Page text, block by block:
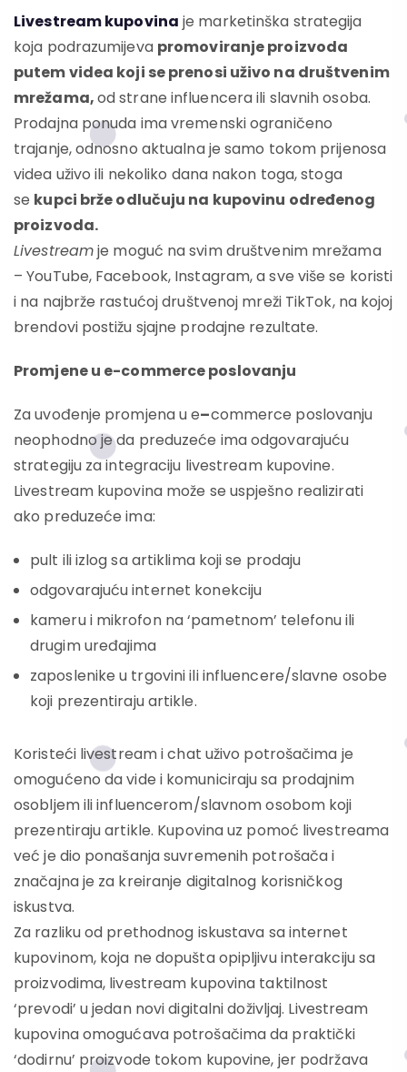
Livestream kupovina je marketinška strategija
koja podrazumijeva promoviranje proizvoda
putem videa koji se prenosi uživo na društvenim
mrežama,od strane influencera ili slavnih osoba.
Prodajna ponuda ima vremenski ograničeno
trajanje, odnosno aktualna je samo tokom prijenosa
videa uživo ili nekoliko dana nakon toga, stoga
se kupci brže odlučuju na kupovinu određenog
proizvoda.
Livestreamje moguć na svim društvenim mrežama
– YouTube, Facebook, Instagram, a sve više se koristi
i na najbrže rastućoj društvenoj mreži TikTok, na kojoj
brendovi postižu sjajne prodajne rezultate.
Promjene u e-commerce poslovanju
Za uvođenje promjena u e–commerce poslovanju
neophodno je da preduzeće ima odgovarajuću
strategiju za integraciju livestream kupovine.
Livestream kupovina može se uspješno realizirati
ako preduzeće ima:
pult ili izlog sa artiklima koji se prodaju
odgovarajuću internet konekciju
kameru i mikrofon na ‘pametnom’ telefonu ili
drugim uređajima
zaposlenike u trgovini ili influencere/slavne osobe
koji prezentiraju artikle.
Koristeći livestream i chat uživo potrošačima je
omogućeno da vide i komuniciraju sa prodajnim
osobljem ili influencerom/slavnom osobom koji
prezentiraju artikle. Kupovina uz pomoć livestreama
već je dio ponašanja suvremenih potrošača i
značajna je za kreiranje digitalnog korisničkog
iskustva.
Za razliku od prethodnog iskustava sa internet
kupovinom, koja ne dopušta opipljivu interakciju sa
proizvodima, livestream kupovina taktilnost
‘prevodi’ u jedan novi digitalni doživljaj. Livestream
kupovina omogućava potrošačima da praktički
‘dodirnu’ proizvode tokom kupovine, jer podržava